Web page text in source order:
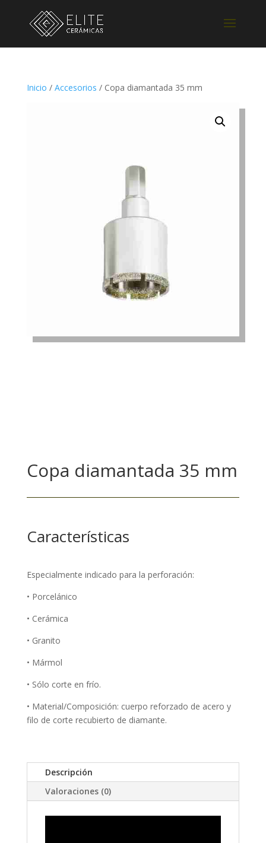
Inicio / Accesorios / Copa diamantada 35 mm
Copa diamantada 35 mm
Características
Especialmente indicado para la perforación:
• Porcelánico
• Cerámica
• Granito
• Mármol
• Sólo corte en frío.
• Material/Composición: cuerpo reforzado de acero y
filo de corte recubierto de diamante.
Descripción
Valoraciones (0)